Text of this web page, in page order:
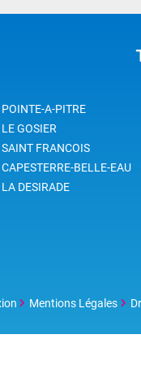
A-PITRE
GOSIER
FRANCOIS
BELLE-EAU
DESIRADE
Mentions Légales